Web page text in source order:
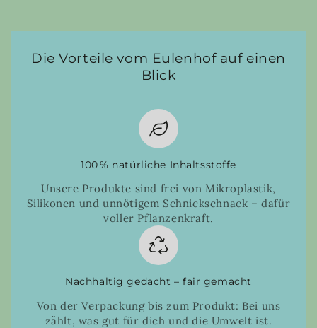
Die Vorteile vom Eulenhof auf einen
Blick
100 % natürliche Inhaltsstoffe
Unsere Produkte sind frei von Mikroplastik,
Silikonen und unnötigem Schnickschnack – dafür
voller Pflanzenkraft.
Nachhaltig gedacht – fair gemacht
Von der Verpackung bis zum Produkt: Bei uns
zählt, was gut für dich und die Umwelt ist.